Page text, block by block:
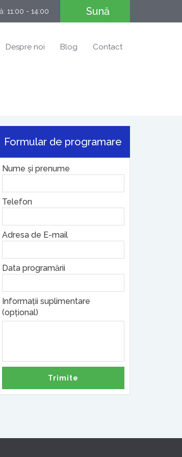
11:00 - 14:00 Sună
Despre noi Blog Contact
Formular de programare
Nume și prenume
Telefon
Adresa de E-mail
Data programării
Informații suplimentare
(opțional)